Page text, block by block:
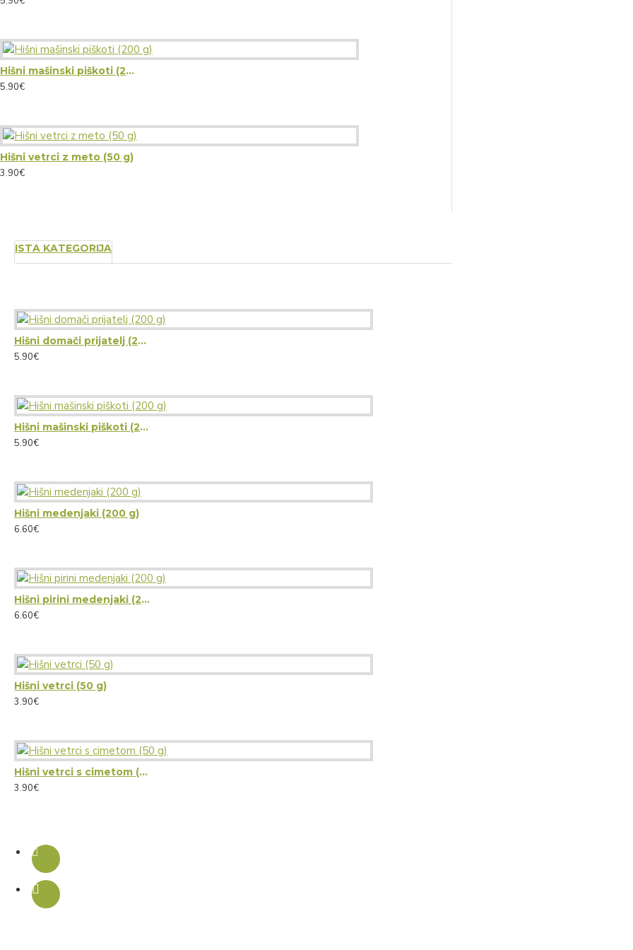
Hišni mašinski piškoti (200 g)
5.90€
Hišni vetrci z meto (50 g)
3.90€
ISTA KATEGORIJA
Hišni domači prijatelj (200 g)
5.90€
Hišni mašinski piškoti (200 g)
5.90€
Hišni medenjaki (200 g)
6.60€
Hišni pirini medenjaki (200 g)
6.60€
Hišni vetrci (50 g)
3.90€
Hišni vetrci s cimetom (50 g)
3.90€